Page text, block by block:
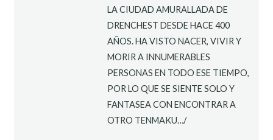
LA CIUDAD AMURALLADA DE
DRENCHEST DESDE HACE 400
AÑOS. HA VISTO NACER, VIVIR Y
MORIR A INNUMERABLES
PERSONAS EN TODO ESE TIEMPO,
POR LO QUE SE SIENTE SOLO Y
FANTASEA CON ENCONTRAR A
OTRO TENMAKU…/